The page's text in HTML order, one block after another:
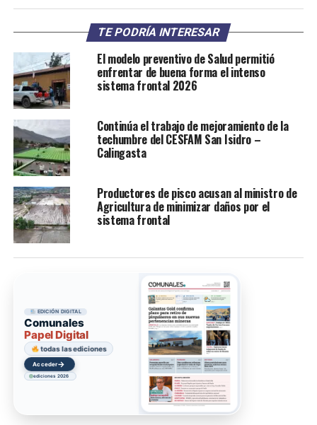
TE PODRÍA INTERESAR
El modelo preventivo de Salud permitió
enfrentar de buena forma el intenso
sistema frontal 2026
Continúa el trabajo de mejoramiento de la
techumbre del CESFAM San Isidro –
Calingasta
Productores de pisco acusan al ministro de
Agricultura de minimizar daños por el
sistema frontal
EDICIÓN DIGITAL
Comunales
Papel Digital
todas las ediciones
Acceder→
ediciones 2026